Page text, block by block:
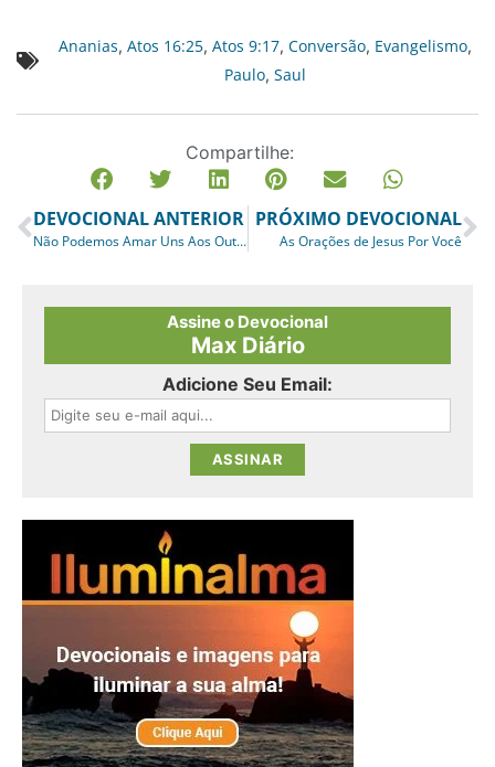
Ananias, Atos 16:25, Atos 9:17, Conversão, Evangelismo,
Paulo, Saul
Compartilhe:
DEVOCIONAL ANTERIOR
Não Podemos Amar Uns Aos Outros?
PRÓXIMO DEVOCIONAL
As Orações de Jesus Por Você
Assine o Devocional
Max Diário
Adicione Seu Email: